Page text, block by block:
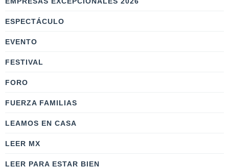
ESPECTÁCULO
EVENTO
FESTIVAL
FORO
FUERZA FAMILIAS
LEAMOS EN CASA
LEER MX
LEER PARA ESTAR BIEN